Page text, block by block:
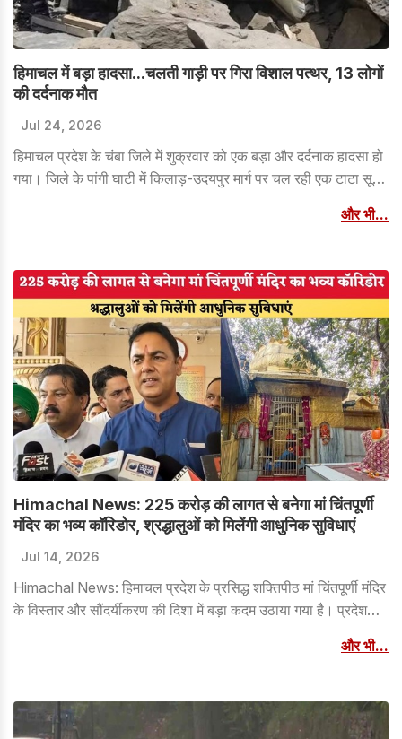
हिमाचल में बड़ा हादसा...चलती गाड़ी पर गिरा विशाल पत्थर, 13 लोगों
की दर्दनाक मौत
Jul 24, 2026
हिमाचल प्रदेश के चंबा जिले में शुक्रवार को एक बड़ा और दर्दनाक हादसा हो
गया। जिले के पांगी घाटी में किलाड़-उदयपुर मार्ग पर चल रही एक टाटा सूमो
और भी...
Himachal News: 225 करोड़ की लागत से बनेगा मां चिंतपूर्णी
मंदिर का भव्य कॉरिडोर, श्रद्धालुओं को मिलेंगी आधुनिक सुविधाएं
Jul 14, 2026
Himachal News: हिमाचल प्रदेश के प्रसिद्ध शक्तिपीठ मां चिंतपूर्णी मंदिर
के विस्तार और सौंदर्यीकरण की दिशा में बड़ा कदम उठाया गया है। प्रदेश
लिए आधुनिक सुविधाओं के विकास के पहले चरण के लिए करीब 225 करोड़
और भी...